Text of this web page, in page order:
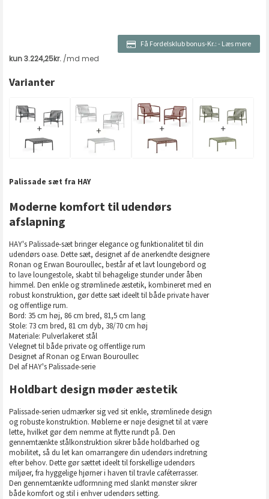
Få Fordelsklub bonus-Kr.: - Læs mere
Varianter
Palissade sæt fra HAY
Moderne komfort til udendørs
afslapning
HAY's Palissade-sæt bringer elegance og funktionalitet til din
udendørs oase. Dette sæt, designet af de anerkendte designere
Ronan og Erwan Bouroullec, består af et lavt loungebord og
to lave loungestole, skabt til behagelige stunder under åben
himmel. Den enkle og strømlinede æstetik, kombineret med en
robust konstruktion, gør dette sæt ideelt til både private haver
og offentlige rum.
Bord: 35 cm høj, 86 cm bred, 81,5 cm lang
Stole: 73 cm bred, 81 cm dyb, 38/70 cm høj
Materiale: Pulverlakeret stål
Velegnet til både private og offentlige rum
Designet af Ronan og Erwan Bouroullec
Del af HAY's Palissade-serie
Holdbart design møder æstetik
Palissade-serien udmærker sig ved sit enkle, strømlinede design
og robuste konstruktion. Møblerne er nøje designet til at være
lette, hvilket gør dem nemme at flytte rundt på. Den
gennemtænkte stålkonstruktion sikrer både holdbarhed og
mobilitet, så du let kan omarrangere din udendørs indretning
efter behov. Dette gør sættet ideelt til forskellige udendørs
miljøer, fra hyggelige hjørner i haven til travle caféterrasser.
Den gennemtænkte udformning med slankt mønster sikrer
både komfort og stil i enhver udendørs setting.